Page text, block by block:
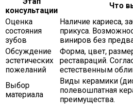
консультации
Что
Оценка
состояния
зубов
Наличие кариеса,
прикуса.
виниров без
Обсуждение
эстетических
пожеланий
Форма, цвет,
реставраций.
естественным
Выбор
материала
Виды керамики
полевошпатная
преимущества.